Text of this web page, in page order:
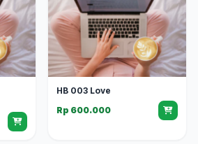
HB 003 Love
Rp 600.000